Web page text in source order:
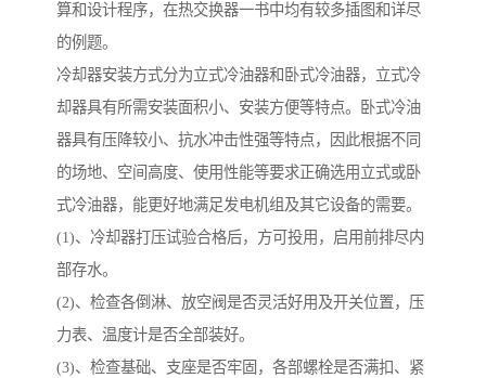
算和设计程序，在热交换器一书中均有较多插图和详尽
的例题。
冷却器安装方式分为立式冷油器和卧式冷油器，立式冷
却器具有所需安装面积小、安装方便等特点。卧式冷油
器具有压降较小、抗水冲击性强等特点，因此根据不同
的场地、空间高度、使用性能等要求正确选用立式或卧
式冷油器，能更好地满足发电机组及其它设备的需要。
(1)、冷却器打压试验合格后，方可投用，启用前排尽内
部存水。
(2)、检查各倒淋、放空阀是否灵活好用及开关位置，压
力表、温度计是否全部装好。
(3)、检查基础、支座是否牢固，各部螺栓是否满扣、紧